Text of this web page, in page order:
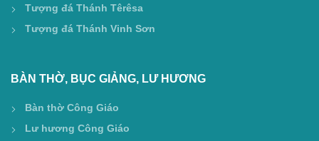
Tượng đá Thánh Têrêsa
Tượng đá Thánh Vinh Sơn
BÀN THỜ, BỤC GIẢNG, LƯ HƯƠNG
Bàn thờ Công Giáo
Lư hương Công Giáo